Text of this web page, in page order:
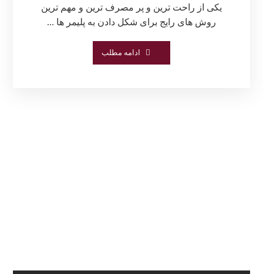
یکی از راحت ترین و پر مصرف ترین و مهم ترین
روش های رایج برای شکل دادن به پلیمر ها ...
ادامه مطلب